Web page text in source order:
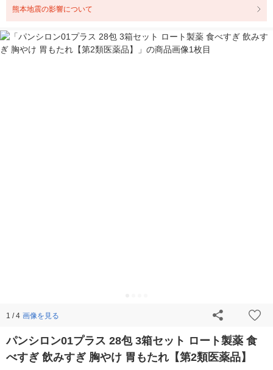
熊本地震の影響について
1 / 4 画像を見る
パンシロン01プラス 28包 3箱セット ロート製薬 食
べすぎ 飲みすぎ 胸やけ 胃もたれ【第2類医薬品】